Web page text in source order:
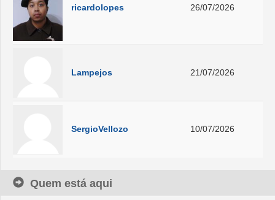
ricardolopes 26/07/2026
Lampejos 21/07/2026
SergioVellozo 10/07/2026
Quem está aqui